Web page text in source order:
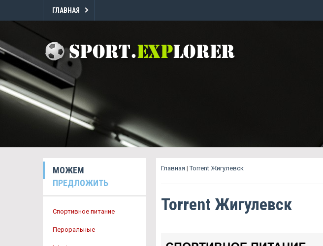
ГЛАВНАЯ
МОЖЕМ
ПРЕДЛОЖИТЬ
Спортивное питание
Пероральные
Главная |Torrent Жигулевск
Torrent Жигулевск